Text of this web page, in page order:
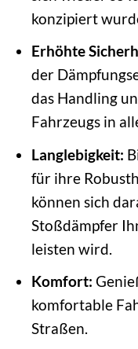
konzipiert
Erhöhte
der
das Handling
Fahrzeugs in
Langlebigkeit:
für ihre
können sich
Stoßdämpfer
leisten wird.
Komfort:
komfortable
Straßen.